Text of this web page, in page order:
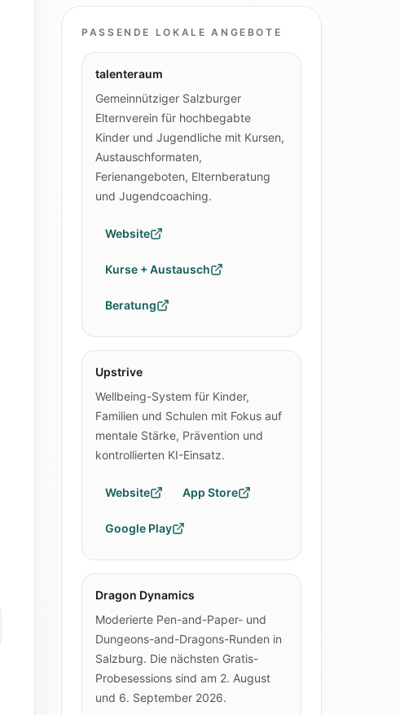
PASSENDE LOKALE ANGEBOTE
talenteraum
Gemeinnütziger Salzburger
Elternverein für hochbegabte
Kinder und Jugendliche mit Kursen,
Austauschformaten,
Ferienangeboten, Elternberatung
und Jugendcoaching.
Website
Kurse + Austausch
Beratung
Upstrive
Wellbeing-System für Kinder,
Familien und Schulen mit Fokus auf
mentale Stärke, Prävention und
kontrollierten KI-Einsatz.
Website App Store
Google Play
Dragon Dynamics
Moderierte Pen-and-Paper- und
Dungeons-and-Dragons-Runden in
Salzburg. Die nächsten Gratis-
Probesessions sind am 2. August
und 6. September 2026.